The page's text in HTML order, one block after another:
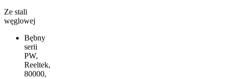
Ze stali
węglowej
Bębny
serii
PW,
Reeltek,
80000,